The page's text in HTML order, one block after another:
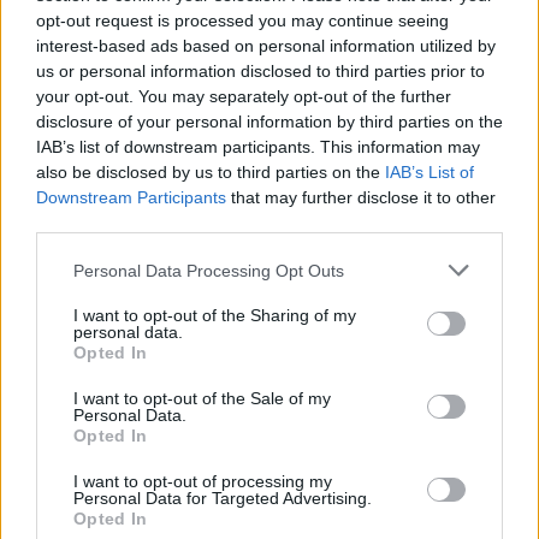
opt-out request is processed you may continue seeing
interest-based ads based on personal information utilized by
us or personal information disclosed to third parties prior to
your opt-out. You may separately opt-out of the further
disclosure of your personal information by third parties on the
IAB’s list of downstream participants. This information may
also be disclosed by us to third parties on the IAB’s List of
Downstream Participants that may further disclose it to other
Personal Data Processing Opt Outs
I want to opt-out of the Sharing of my
personal data.
Opted In
I want to opt-out of the Sale of my
Personal Data.
Opted In
I want to opt-out of processing my
Personal Data for Targeted Advertising.
Opted In
νιώθει υπερήφανος για την Βιομηχανία του, την Βιομηχανία
Τροφίμων και Ποτών, τα προϊόντα της οποίας είναι διαθέσιμα σε
κάθε γωνιά της Ελλάδας, αλλά και σε κάθε γωνιά του πλανήτη»,
υπογραμμίζοντας ότι «Ο κλάδος μας δεν αντέχει να επιχειρεί πλέον
υπό καθεστώς μόνιμης πίεσης. Χρειάζεται ένα σταθερό πλαίσιο
ομαλής λειτουργίας.
Ένα πλαίσιο που προάγει την ανταγωνιστικότητα και την
εξωστρέφεια. Ένα πλαίσιο που θα μας επιτρέπει να συνεχίζουμε να
πιο αποδοτική, πιο ανθεκτική και πιο βιώσιμη προς όφελος των
κοινωνίας.».
--------------------------------------------------------------------------------------
---------------------------------------
Ο Σύνδεσμος Ελληνικών Βιομηχανιών Τροφίμων (ΣΕΒΤ),
εκπροσωπεί ενεργά σε εθνικό και ευρωπαϊκό επίπεδο το
Τροφίμων και Ποτών, ενός κλάδου που συμπεριλαμβάνει 2.000
επιχειρήσεις και απασχολεί 360.000 άμεσα και έμμεσα
εργαζόμενους.